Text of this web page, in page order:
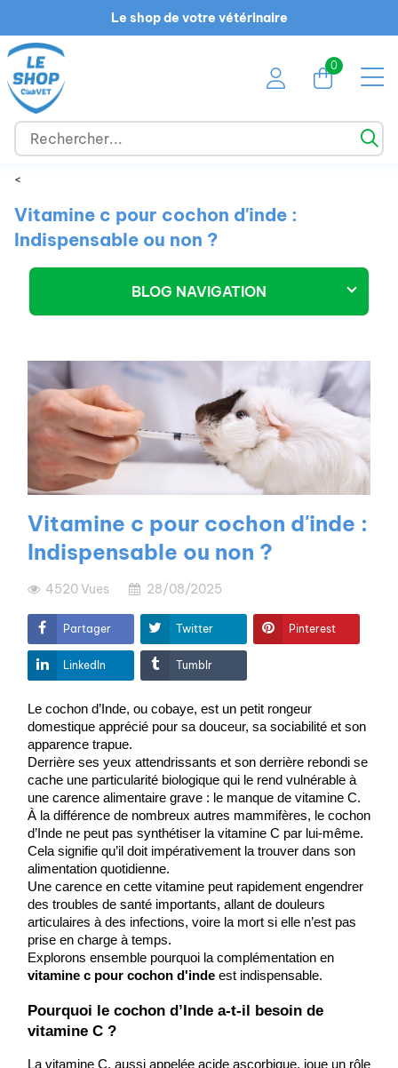
Le shop de votre vétérinaire
0
<
Vitamine c pour cochon d'inde​ :
Indispensable ou non ?
BLOG NAVIGATION
Vitamine c pour cochon d'inde​ :
Indispensable ou non ?
4520Vues 28/08/2025
Partager Twitter Pinterest
LinkedIn Tumblr
Le cochon d’Inde, ou cobaye, est un petit rongeur
domestique apprécié pour sa douceur, sa sociabilité et son
apparence trapue.
Derrière ses yeux attendrissants et son derrière rebondi se
cache une particularité biologique qui le rend vulnérable à
une carence alimentaire grave : le manque de vitamine C.
À la différence de nombreux autres mammifères, le cochon
d’Inde ne peut pas synthétiser la vitamine C par lui-même.
Cela signifie qu’il doit impérativement la trouver dans son
alimentation quotidienne.
Une carence en cette vitamine peut rapidement engendrer
des troubles de santé importants, allant de douleurs
articulaires à des infections, voire la mort si elle n’est pas
prise en charge à temps.
vitamine c pour cochon d'inde est indispensable.
Pourquoi le cochon d’Inde a-t-il besoin de
vitamine C ?